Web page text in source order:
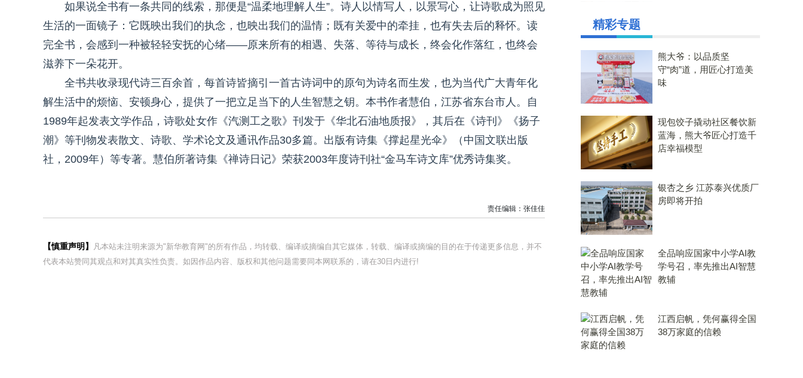
如果说全书有一条共同的线索，那便是“温柔地理解人生”。诗人以情写人，以景写心，让诗歌成为照见
生活的一面镜子：它既映出我们的执念，也映出我们的温情；既有关爱中的牵挂，也有失去后的释怀。读
完全书，会感到一种被轻轻安抚的心绪——原来所有的相遇、失落、等待与成长，终会化作落红，也终会
滋养下一朵花开。
全书共收录现代诗三百余首，每首诗皆摘引一首古诗词中的原句为诗名而生发，也为当代广大青年化
解生活中的烦恼、安顿身心，提供了一把立足当下的人生智慧之钥。本书作者慧伯，江苏省东台市人。自
1989年起发表文学作品，诗歌处女作《汽测工之歌》刊发于《华北石油地质报》，其后在《诗刊》《扬子
潮》等刊物发表散文、诗歌、学术论文及通讯作品30多篇。出版有诗集《撑起星光伞》（中国文联出版
社，2009年）等专著。慧伯所著诗集《禅诗日记》荣获2003年度诗刊社“金马车诗文库”优秀诗集奖。
责任编辑：张佳佳
【慎重声明】
凡本站未注明来源为"新华教育网"的所有作品，均转载、编译或摘编自其它媒体，转载、编译或摘编的目的在于传递更多信息，并不
代表本站赞同其观点和对其真实性负责。如因作品内容、版权和其他问题需要同本网联系的，请在30日内进行!
精彩专题
熊大爷：以品质坚
守“肉”道，用匠心打造美
味
现包饺子撬动社区餐饮新
蓝海，熊大爷匠心打造千
店幸福模型
银杏之乡 江苏泰兴优质厂
房即将开拍
全品响应国家中小学AI教
学号召，率先推出AI智慧
教辅
江西启帆，凭何赢得全国
38万家庭的信赖